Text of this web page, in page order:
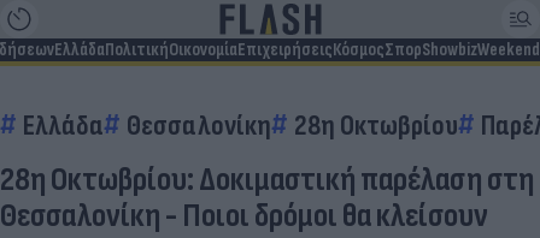
ΕλλάδαΠολιτικήΟικονομίαΕπιχειρήσειςΚόσμοςΣπορShowbizWeekend
Ελλάδα Θεσσαλονίκη 28η Οκτωβρίου
28η Οκτωβρίου: Δοκιμαστική παρέλαση στη
Θεσσαλονίκη - Ποιοι δρόμοι θα κλείσουν